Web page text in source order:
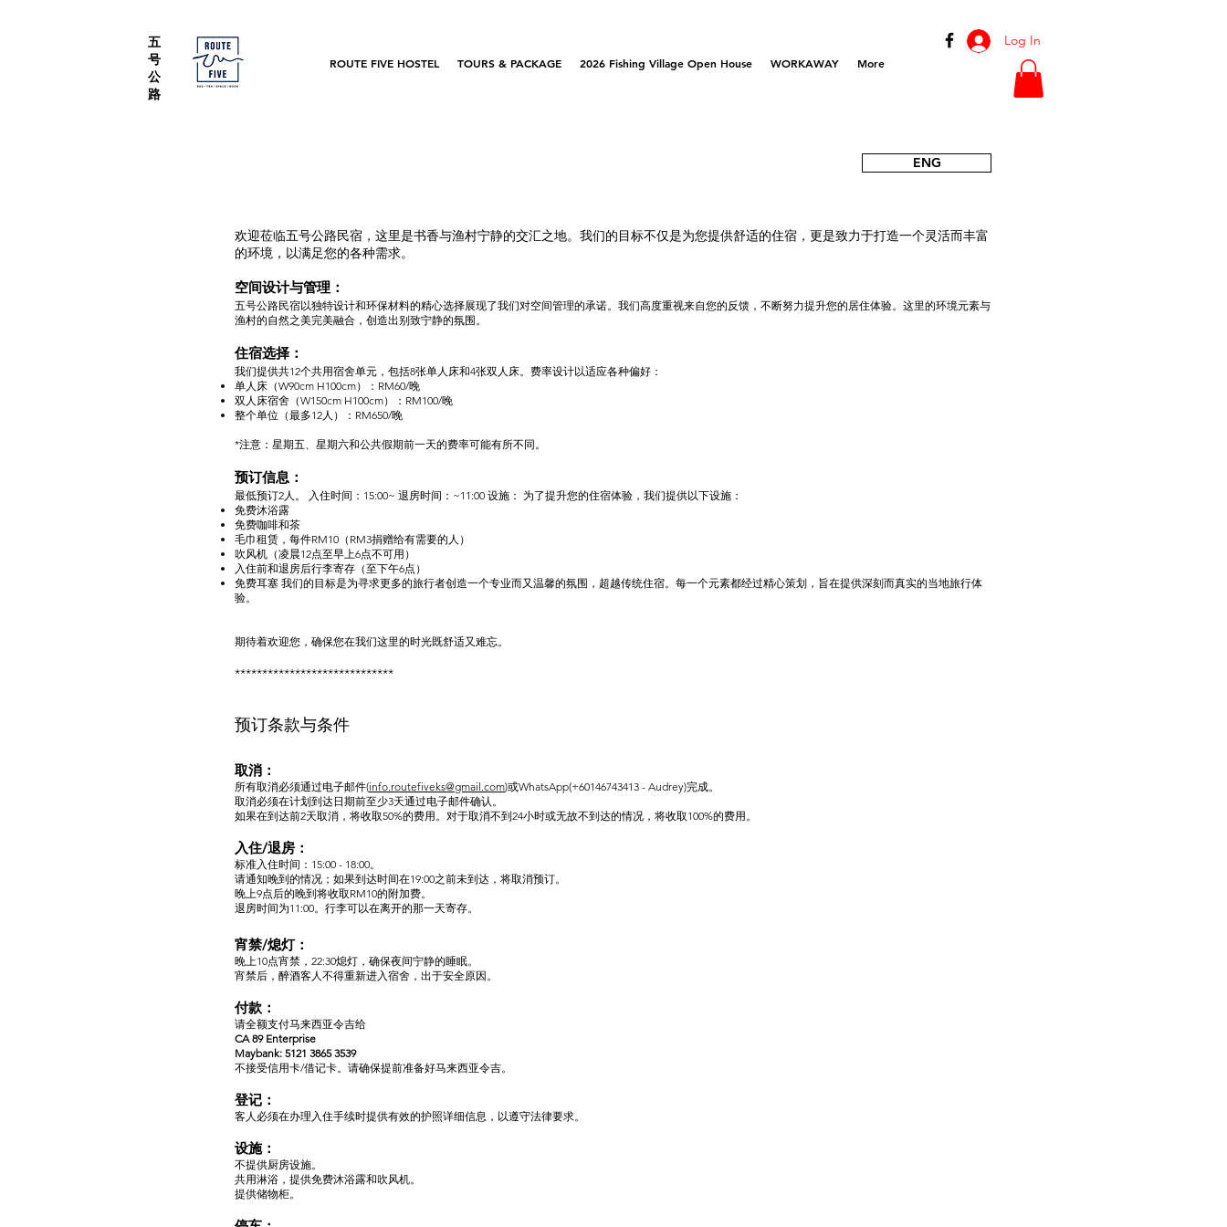
五
号
公
路
ROUTE FIVE HOSTEL TOURS & PACKAGE 2026 Fishing Village Open House WORKAWAY More
Log In
ENG
欢迎莅临五号公路民宿，这里是书香与渔村宁静的交汇之地。我们的目标不仅是为您提供舒适的住宿，更是致力于打造一个灵活而丰富
的环境，以满足您的各种需求。
空间设计与管理：
五号公路民宿以独特设计和环保材料的精心选择展现了我们对空间管理的承诺。我们高度重视来自您的反馈，不断努力提升您的居住体验。这里的环境元素与
渔村的自然之美完美融合，创造出别致宁静的氛围。
住宿选择：
我们提供共12个共用宿舍单元，包括8张单人床和4张双人床。费率设计以适应各种偏好：
单人床（W90cm H100cm）：RM60/晚
双人床宿舍（W150cm H100cm）：RM100/晚
整个单位（最多12人）：RM650/晚
*注意：星期五、星期六和公共假期前一天的费率可能有所不同。
预订信息：
最低预订2人。 入住时间：15:00~ 退房时间：~11:00 设施： 为了提升您的住宿体验，我们提供以下设施：
免费沐浴露
免费咖啡和茶
毛巾租赁，每件RM10（RM3捐赠给有需要的人）
吹风机（凌晨12点至早上6点不可用）
入住前和退房后行李寄存（至下午6点）
免费耳塞 我们的目标是为寻求更多的旅行者创造一个专业而又温馨的氛围，超越传统住宿。每一个元素都经过精心策划，旨在提供深刻而真实的当地旅行体
验。
期待着欢迎您，确保您在我们这里的时光既舒适又难忘。
*****************************
预订条款与条件
取消：
所有取消必须通过电子邮件(info.routefiveks@gmail.com)或WhatsApp(+60146743413 - Audrey)完成。
取消必须在计划到达日期前至少3天通过电子邮件确认。
如果在到达前2天取消，将收取50%的费用。对于取消不到24小时或无故不到达的情况，将收取100%的费用。
入住/退房：
标准入住时间：15:00 - 18:00。
请通知晚到的情况；如果到达时间在19:00之前未到达，将取消预订。
晚上9点后的晚到将收取RM10的附加费。
退房时间为11:00。行李可以在离开的那一天寄存。
宵禁/熄灯：
晚上10点宵禁，22:30熄灯，确保夜间宁静的睡眠。
宵禁后，醉酒客人不得重新进入宿舍，出于安全原因。
付款：
请全额支付马来西亚令吉给
CA 89 Enterprise
Maybank: 5121 3865 3539
不接受信用卡/借记卡。请确保提前准备好马来西亚令吉。
登记：
客人必须在办理入住手续时提供有效的护照详细信息，以遵守法律要求。
设施：
不提供厨房设施。
共用淋浴，提供免费沐浴露和吹风机。
提供储物柜。